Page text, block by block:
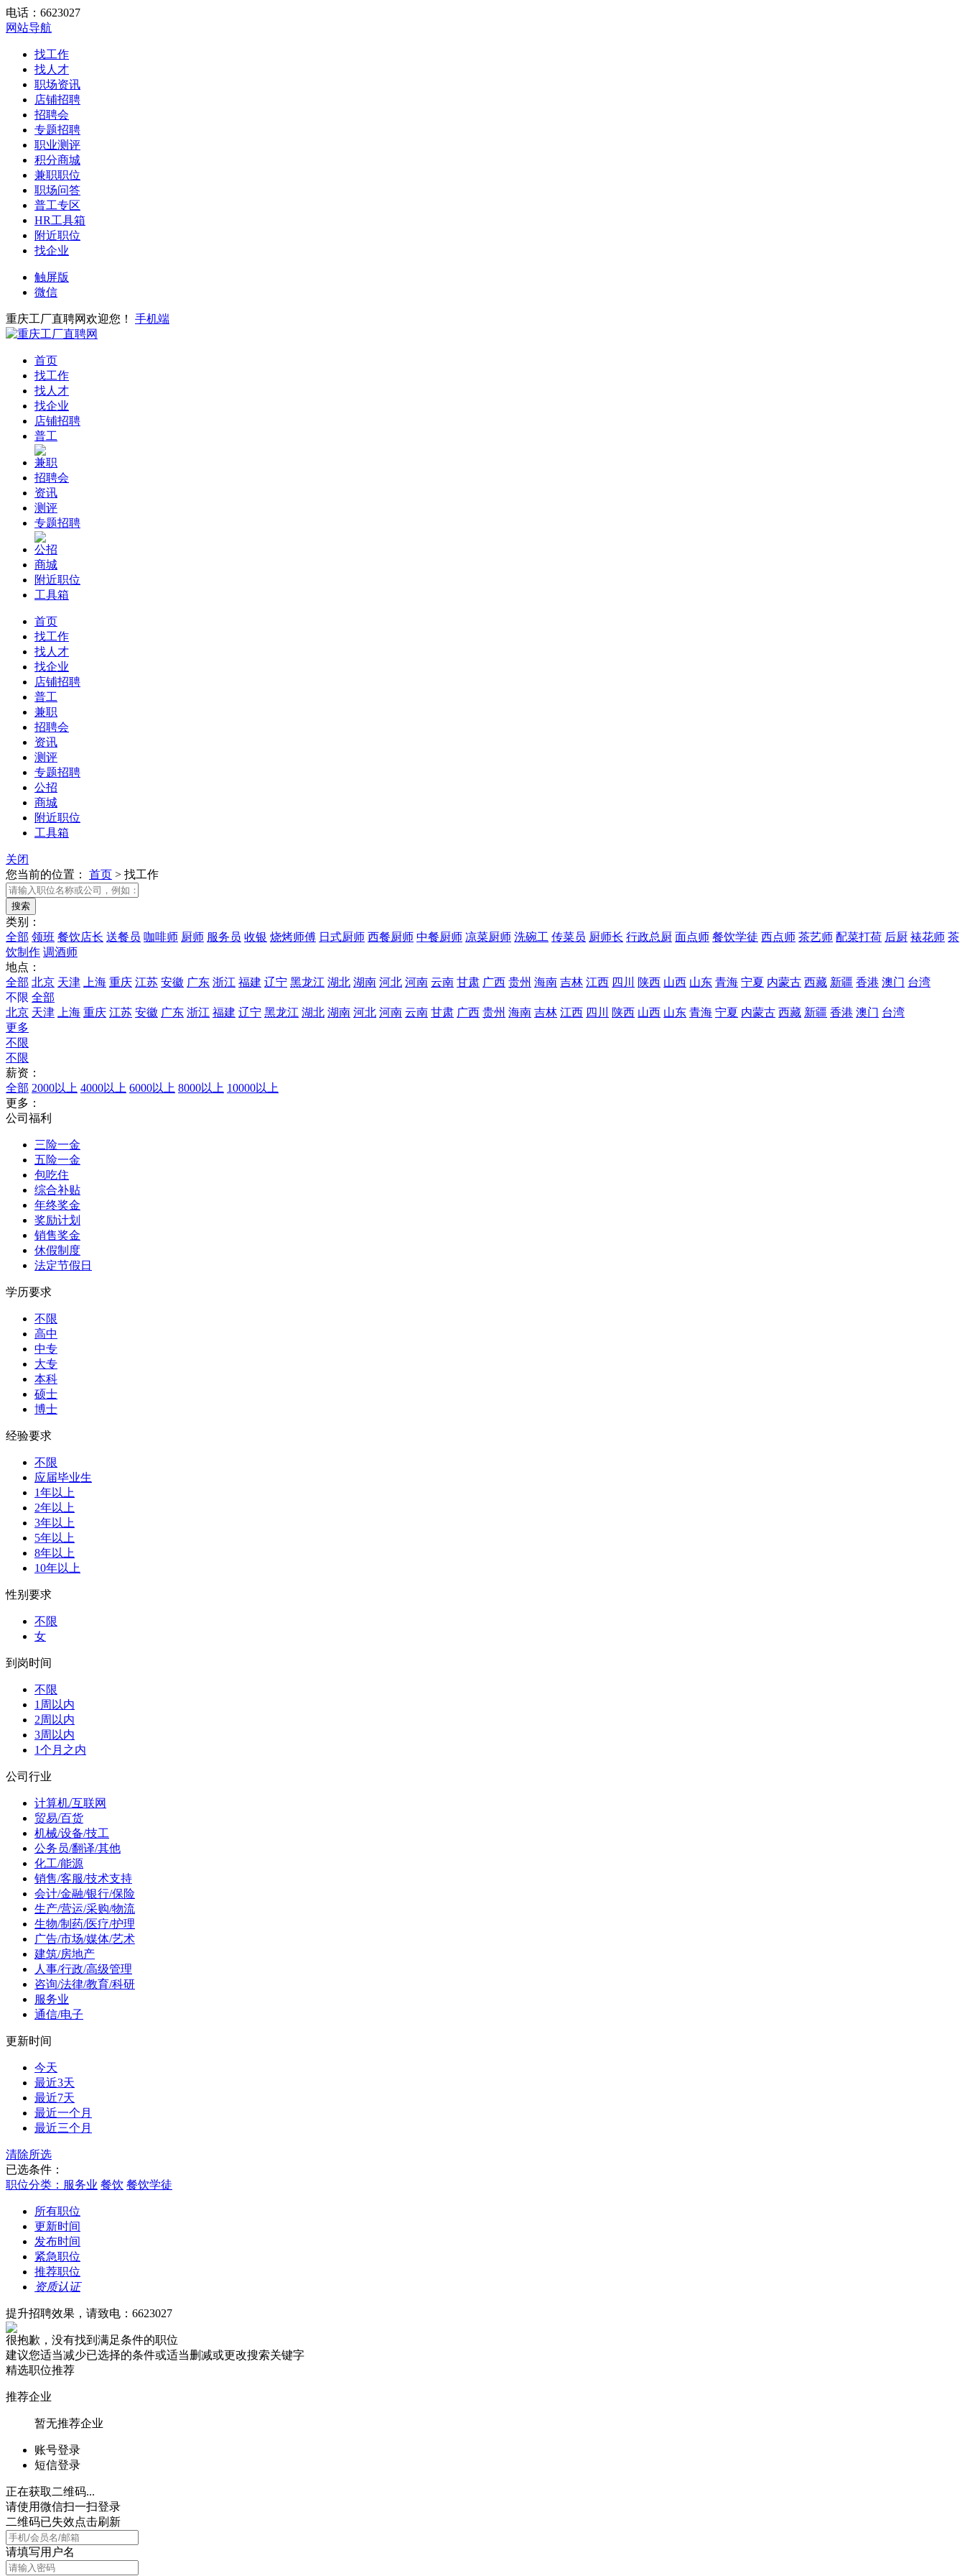
电话：6623027
网站导航
找工作
找人才
职场资讯
店铺招聘
招聘会
专题招聘
职业测评
积分商城
兼职职位
职场问答
普工专区
HR工具箱
附近职位
找企业
触屏版
微信
重庆工厂直聘网欢迎您！ 手机端
首页
找工作
找人才
找企业
店铺招聘
普工
兼职
招聘会
资讯
测评
专题招聘
公招
商城
附近职位
工具箱
首页
找工作
找人才
找企业
店铺招聘
普工
兼职
招聘会
资讯
测评
专题招聘
公招
商城
附近职位
工具箱
关闭
您当前的位置： 首页 > 找工作
类别：
全部 领班 餐饮店长 送餐员 咖啡师 厨师 服务员 收银 烧烤师傅 日式厨师 西餐厨师 中餐厨师 凉菜厨师 洗碗工 传菜员 厨师长 行政总厨 面点师 餐饮学徒 西点师 茶艺师 配菜打荷 后厨 裱花师 茶
饮制作 调酒师
地点：
全部 北京 天津 上海 重庆 江苏 安徽 广东 浙江 福建 辽宁 黑龙江 湖北 湖南 河北 河南 云南 甘肃 广西 贵州 海南 吉林 江西 四川 陕西 山西 山东 青海 宁夏 内蒙古 西藏 新疆 香港 澳门 台湾
不限 全部
北京 天津 上海 重庆 江苏 安徽 广东 浙江 福建 辽宁 黑龙江 湖北 湖南 河北 河南 云南 甘肃 广西 贵州 海南 吉林 江西 四川 陕西 山西 山东 青海 宁夏 内蒙古 西藏 新疆 香港 澳门 台湾
更多
不限
不限
薪资：
全部 2000以上 4000以上 6000以上 8000以上 10000以上
更多：
公司福利
三险一金
五险一金
包吃住
综合补贴
年终奖金
奖励计划
销售奖金
休假制度
法定节假日
学历要求
不限
高中
中专
大专
本科
硕士
博士
经验要求
不限
应届毕业生
1年以上
2年以上
3年以上
5年以上
8年以上
10年以上
性别要求
不限
女
到岗时间
不限
1周以内
2周以内
3周以内
1个月之内
公司行业
计算机/互联网
贸易/百货
机械/设备/技工
公务员/翻译/其他
化工/能源
销售/客服/技术支持
会计/金融/银行/保险
生产/营运/采购/物流
生物/制药/医疗/护理
广告/市场/媒体/艺术
建筑/房地产
人事/行政/高级管理
咨询/法律/教育/科研
服务业
通信/电子
更新时间
今天
最近3天
最近7天
最近一个月
最近三个月
清除所选
已选条件：
职位分类：服务业 餐饮 餐饮学徒
所有职位
更新时间
发布时间
紧急职位
推荐职位
资质认证
提升招聘效果，请致电：6623027
很抱歉，没有找到满足条件的职位
建议您适当减少已选择的条件或适当删减或更改搜索关键字
精选职位推荐
推荐企业
暂无推荐企业
账号登录
短信登录
正在获取二维码...
请使用微信扫一扫登录
二维码已失效点击刷新
请填写用户名